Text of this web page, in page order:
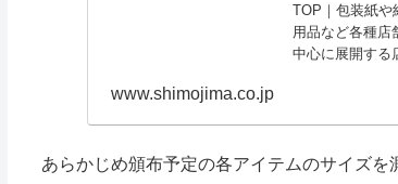
TOP｜包装紙や
用品など各種店
中心に展開する
www.shimojima.co.jp
あらかじめ頒布予定の各アイテムのサイズ